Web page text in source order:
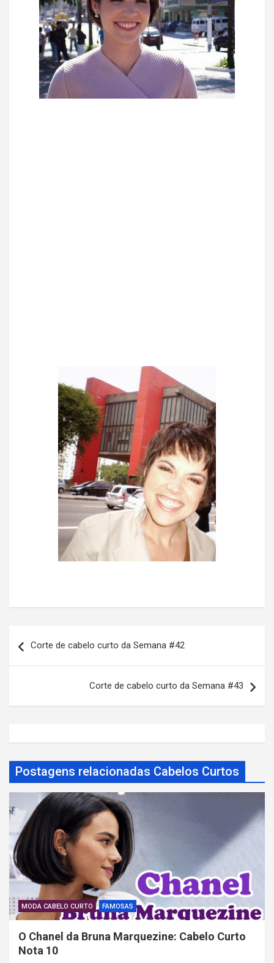
ã
o
d
e
P
o
t
Corte de cabelo curto da Semana #42
Corte de cabelo curto da Semana #43
Postagens relacionadas Cabelos Curtos
MODA CABELO CURTO FAMOSAS
O Chanel da Bruna Marquezine: Cabelo Curto
Nota 10